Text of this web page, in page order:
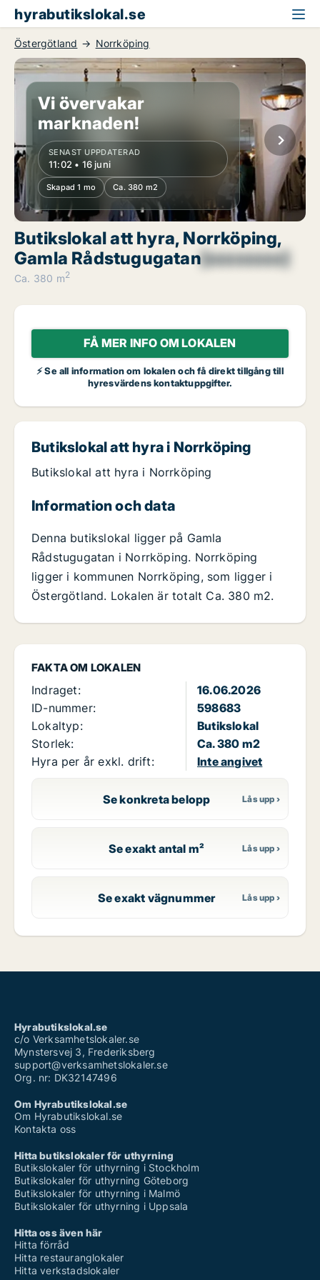
hyrabutikslokal.se
Östergötland Norrköping
Vi övervakar
marknaden!
SENAST UPPDATERAD
11:02 • 16 juni
Skapad 1 mo Ca. 380 m2
Butikslokal att hyra, Norrköping,
Gamla Rådstugugatan[xxxxxxxx]
Ca. 380 m2
FÅ MER INFO OM LOKALEN
⚡ Se all information om lokalen och få direkt tillgång till
hyresvärdens kontaktuppgifter.
FAKTA OM LOKALEN
Indraget:
16.06.2026
ID-nummer:
598683
Lokaltyp:
Butikslokal
Storlek:
Ca. 380 m2
Hyra per år exkl. drift:
Inte angivet
Se konkreta belopp
Se exakt antal m²
Se exakt vägnummer
Butikslokal att hyra i Norrköping
Butikslokal att hyra i Norrköping
Information och data
Denna butikslokal ligger på Gamla
Rådstugugatan i Norrköping. Norrköping
ligger i kommunen Norrköping, som ligger i
Östergötland. Lokalen är totalt Ca. 380 m2.
Hyrabutikslokal.se
c/o Verksamhetslokaler.se
Mynstersvej 3, Frederiksberg
support@verksamhetslokaler.se
Org. nr: DK32147496
Om Hyrabutikslokal.se
Om Hyrabutikslokal.se
Kontakta oss
Hitta butikslokaler för uthyrning
Butikslokaler för uthyrning i Stockholm
Butikslokaler för uthyrning Göteborg
Butikslokaler för uthyrning i Malmö
Butikslokaler för uthyrning i Uppsala
Hitta oss även här
Hitta förråd
Hitta restauranglokaler
Hitta verkstadslokaler